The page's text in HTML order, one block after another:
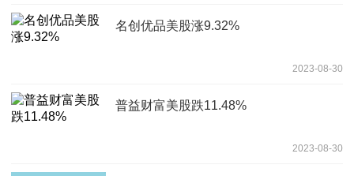
名创优品美股涨9.32%
2023-08-30
普益财富美股跌11.48%
2023-08-30